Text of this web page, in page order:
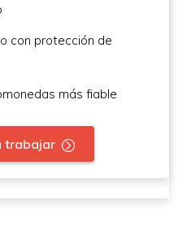
con protección de
más fiable
trabajar